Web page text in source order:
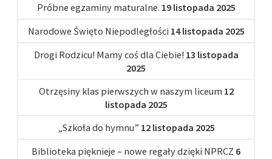
Próbne egzaminy maturalne. 19 listopada 2025
Narodowe Święto Niepodległości 14 listopada 2025
Drogi Rodzicu! Mamy coś dla Ciebie! 13 listopada
2025
Otrzęsiny klas pierwszych w naszym liceum 12
listopada 2025
„Szkoła do hymnu” 12 listopada 2025
Biblioteka pięknieje – nowe regały dzięki NPRCZ 6